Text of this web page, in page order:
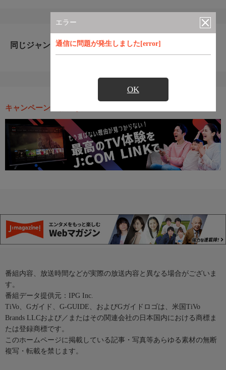
エラー
通信に問題が発生しました[error]
OK
同じジャンルのおすすめ番組
キャンペーン・お得な情報
番組内容、放送時間などが実際の放送内容と異なる場合がございま
す。
番組データ提供元：IPG Inc.
TiVo、Gガイド、G-GUIDE、およびGガイドロゴは、米国TiVo
Brands LLCおよび／またはその関連会社の日本国内における商標ま
たは登録商標です。
このホームページに掲載している記事・写真等あらゆる素材の無断
複写・転載を禁じます。